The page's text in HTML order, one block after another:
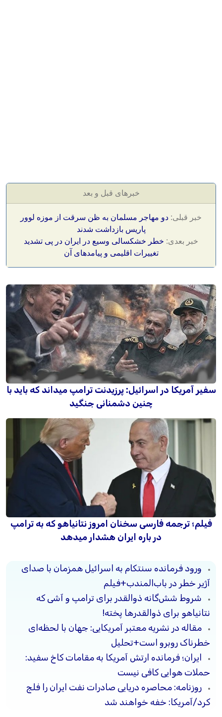
خبرهای قبل و بعد
خبر قبلی: دو مهاجر مسلمان به ظن سرقت از موزه لوور
پاریس بازداشت شدند
خبر بعدی: خطر خشکسالی وسیع در ایران در پی تشدید
تغییرات اقلیمی و پیامدهای آن
سفیر آمریکا در اسرائیل: پرزیدنت ترامپ میداند که باید با
چنین دشمنانی جنگید
فیلم؛ ترجمه فارسی سخنان امروز نتانیاهو که به ترامپ
در باره ایران هشدار میدهد
ورود فرمانده سنتکام به اسرائیل همزمان با صدای
آژیر خطر در باب‌المندب+فیلم
شروط شش‌گانه ذوالقدر برای ترامپ و آشی که
نتانیاهو برای ذوالقدرها پخته!
مقاله در نشریه معتبر آمریکایی: جهان با لحظه‌ای
خطرناک روبرو است+تحلیل
ایران؛ فرمانده ارتش آمریکا به مقامات کاخ سفید:
حملات هوایی کافی نیست
روزنامه: محاصره دریایی صادرات نفت ایران را فلج
کرد/آمریکا: خفه خواهند شد